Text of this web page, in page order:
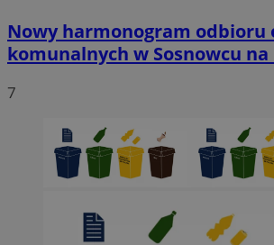
Nowy harmonogram odbioru
komunalnych w Sosnowcu na
7